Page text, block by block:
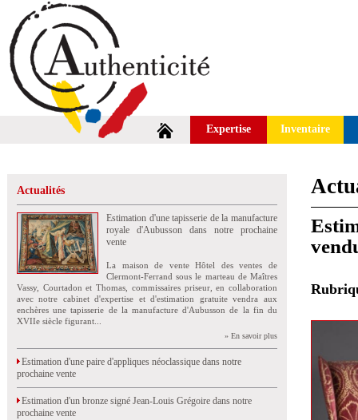
Expertise Inventaire
Actualités
Estimation d'une tapisserie de la manufacture
royale d'Aubusson dans notre prochaine
vente
La maison de vente Hôtel des ventes de
Clermont-Ferrand sous le marteau de Maîtres
Vassy, Courtadon et Thomas, commissaires priseur, en collaboration
avec notre cabinet d'expertise et d'estimation gratuite vendra aux
enchères une tapisserie de la manufacture d'Aubusson de la fin du
XVIIe siècle figurant...
» En savoir plus
Estimation d'une paire d'appliques néoclassique dans notre
prochaine vente
Estimation d'un bronze signé Jean-Louis Grégoire dans notre
prochaine vente